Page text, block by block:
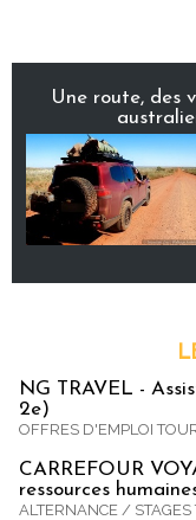
Une route, des
NG TRAVEL -
2e)
OFFRES D'EMPLOI
CARREFOUR
ressources
ALTERNANCE / STAGES